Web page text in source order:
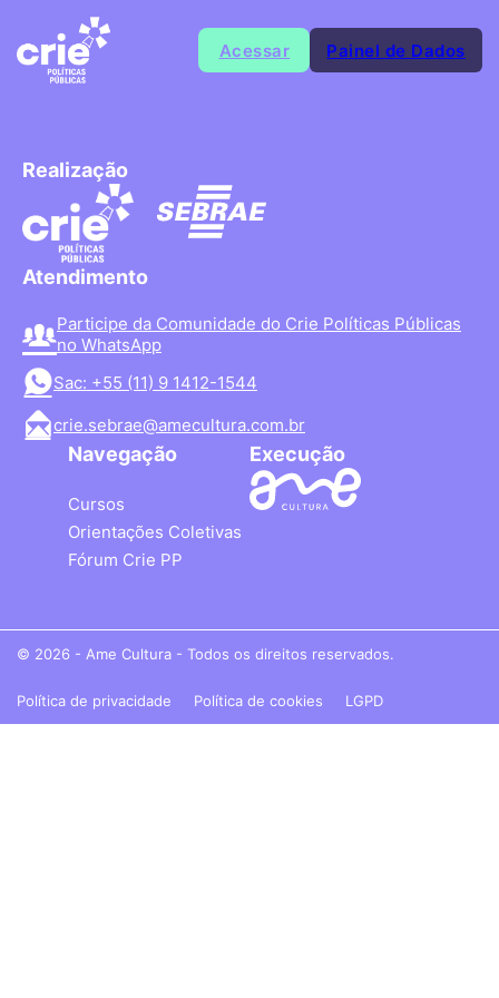
Acessar Painel de Dados
Realização
Atendimento
Participe da Comunidade do Crie Políticas Públicas
no WhatsApp
Sac: +55 (11) 9 1412-1544
crie.sebrae@amecultura.com.br
Navegação
Cursos
Orientações Coletivas
Fórum Crie PP
Execução
© 2026 - Ame Cultura - Todos os direitos reservados.
Política de privacidade Política de cookies LGPD